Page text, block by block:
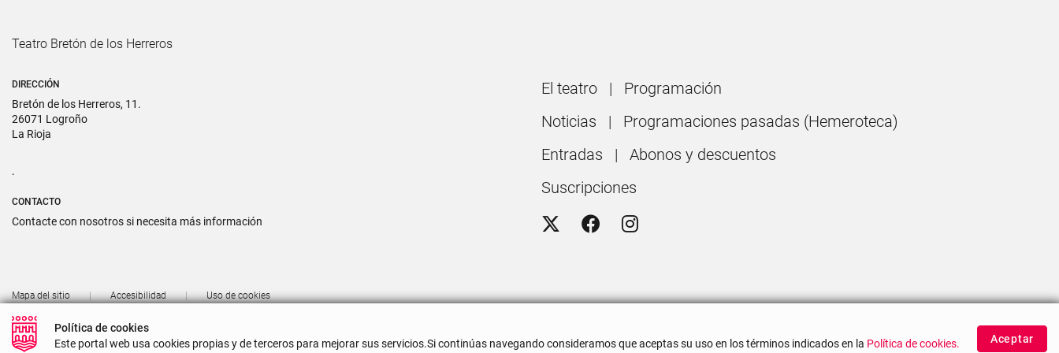
Teatro Bretón de los Herreros
DIRECCIÓN
Bretón de los Herreros, 11.
26071 Logroño
La Rioja
.
CONTACTO
Contacte con nosotros si necesita más información
El teatro
Programación
Noticias
Programaciones pasadas (Hemeroteca)
Entradas
Abonos y descuentos
Suscripciones
Mapa del sitio Accesibilidad Uso de cookies
Política de cookies
Este portal web usa cookies propias y de terceros para mejorar sus servicios.Si continúas navegando consideramos que aceptas su uso en los términos indicados en la Política de cookies. Aceptar